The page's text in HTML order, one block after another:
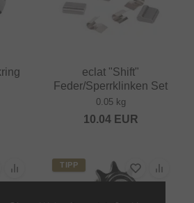
eclat "Shift"
Feder/Sperrklinken Set
0.05 kg
10.04EUR
TIPP